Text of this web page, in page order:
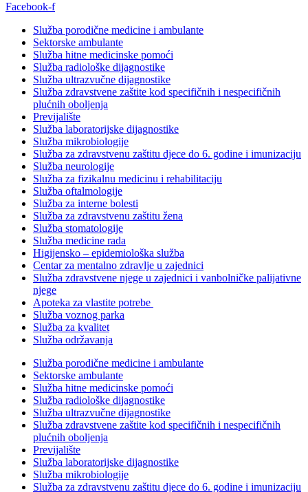
Facebook-f
Služba porodične medicine i ambulante
Sektorske ambulante
Služba hitne medicinske pomoći
Služba radiološke dijagnostike
Služba ultrazvučne dijagnostike
Služba zdravstvene zaštite kod specifičnih i nespecifičnih
plućnih oboljenja
Previjalište
Služba laboratorijske dijagnostike
Služba mikrobiologije
Služba za zdravstvenu zaštitu djece do 6. godine i imunizaciju
Služba neurologije
Služba za fizikalnu medicinu i rehabilitaciju
Služba oftalmologije
Služba za interne bolesti
Služba za zdravstvenu zaštitu žena
Služba stomatologije
Služba medicine rada
Higijensko – epidemiološka služba
Centar za mentalno zdravlje u zajednici
Služba zdravstvene njege u zajednici i vanbolničke palijativne
njege
Apoteka za vlastite potrebe
Služba voznog parka
Služba za kvalitet
Služba održavanja
Služba porodične medicine i ambulante
Sektorske ambulante
Služba hitne medicinske pomoći
Služba radiološke dijagnostike
Služba ultrazvučne dijagnostike
Služba zdravstvene zaštite kod specifičnih i nespecifičnih
plućnih oboljenja
Previjalište
Služba laboratorijske dijagnostike
Služba mikrobiologije
Služba za zdravstvenu zaštitu djece do 6. godine i imunizaciju